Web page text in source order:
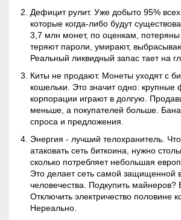
Дефицит рулит. Уже добыто 95% всех
которые когда-либо будут
3,7 млн монет, по оценкам,
теряют пароли, умирают,
Реальный ликвидный запас тает на
Киты не продают. Монеты уходят с
кошельки. Это значит одно: крупные
корпорации играют в долгую.
меньше, а покупателей больше.
спроса и предложения.
Энергия - лучший телохранитель.
атаковать сеть биткоина, нужно
сколько потребляет небольшая
Это делает сеть самой защищенной
человечества. Подкупить майнеров?
Отключить электричество половине
Нереально.